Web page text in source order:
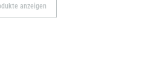
anzeigen